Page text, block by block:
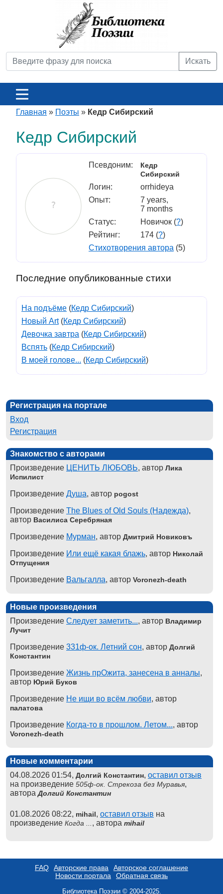
Искать
Главная » Поэты » Кедр Сибирский
Кедр Сибирский
Псевдоним:
Кедр
Сибирский
Логин:
orrhideya
Опыт:
7 years,
7 months
Статус:
Новичок (?)
Рейтинг:
174 (?)
Стихотворения автора (5)
Последние опубликованные стихи
На подъёме (Кедр Сибирский)
Новый Art(Кедр Сибирский)
Девочка завтра (Кедр Сибирский)
Вспять (Кедр Сибирский)
В моей голове... (Кедр Сибирский)
Регистрация на портале
Вход
Регистрация
Знакомство с авторами
Произведение ЦЕНИТЬ ЛЮБОВЬ, автор Лика
Испилист
Произведение Душа, автор pogost
Произведение The Blues of Old Souls (Надежда),
автор Василиса Серебряная
Произведение Мурман, автор Дмитрий Новиковъ
Произведение Или ещё какая блажь, автор Николай
Отпущения
Произведение Вальгалла, автор Voronezh-death
Новые произведения
Произведение Следует заметить..., автор Владимир
Лучит
Произведение 331ф-ок. Летний сон, автор Долгий
Константин
Произведение Жизнь прОжита, занесена в анналы,
автор Юрий Буков
Произведение Не ищи во всём любви, автор
палатова
Произведение Когда-то в прошлом. Летом..., автор
Voronezh-death
Новые комментарии
04.08.2026 01:54, Долгий Константин, оставил отзыв
на произведение 505ф-ок. Стрекоза без Муравья,
автораДолгий Константин
01.08.2026 08:22, mihail, оставил отзыв на
произведение Когда ... , автора mihail
FAQ Авторские права
Авторское соглашение
Новости портала
Обратная связь
Библиотека Поэзии © 2004-2025.